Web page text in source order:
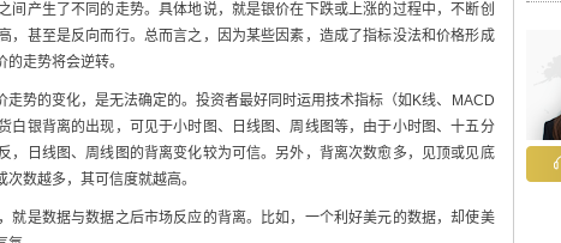
产生了不同的走势。具体地说，就是银价在下跌或上涨的过程中，不断创
，甚至是反向而行。总而言之，因为某些因素，造成了指标没法和价格形成
走势将会逆转。
势的变化，是无法确定的。投资者最好同时运用技术指标（如K线、MACD
白银背离的出现，可见于小时图、日线图、周线图等，由于小时图、十五分
，日线图、周线图的背离变化较为可信。另外，背离次数愈多，见顶或见底
数越多，其可信度就越高。
就是数据与数据之后市场反应的背离。比如，一个利好美元的数据，却使美